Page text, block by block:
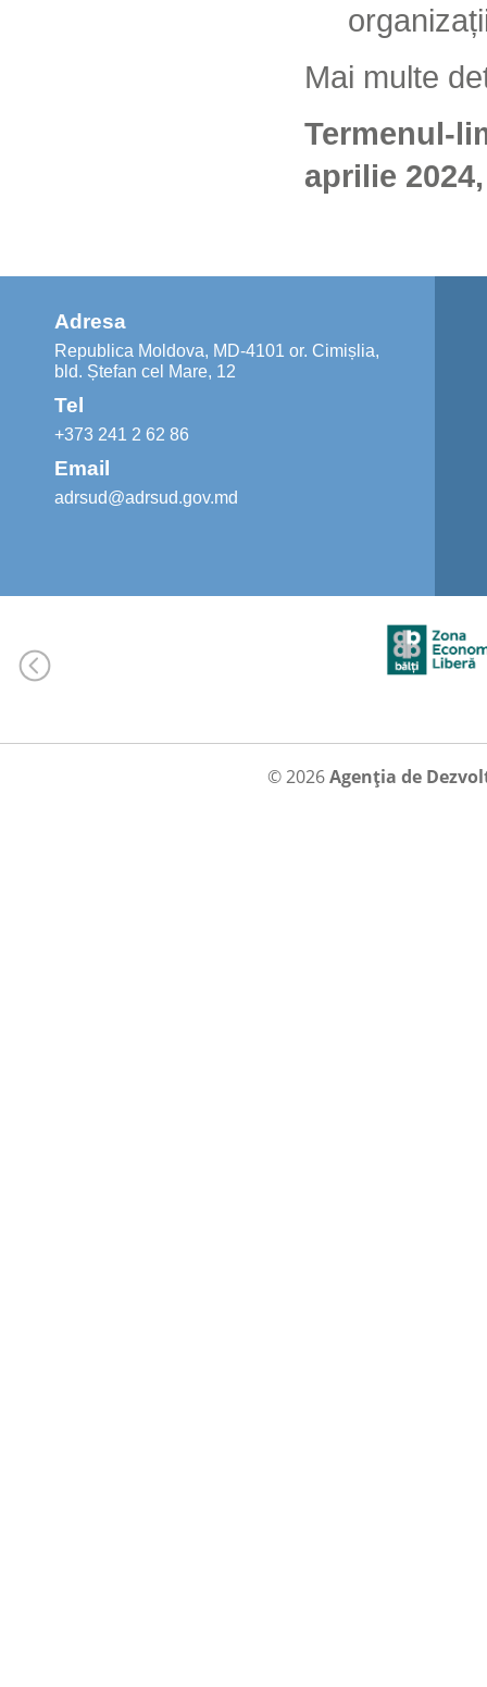
Mai multe
aprilie
Adresa
Republica Moldova, MD-4101 or. Cimișlia,
bld. Ștefan cel Mare, 12
Tel
+373 241 2 62 86
Email
adrsud@adrsud.gov.md
© 2026Agenția de